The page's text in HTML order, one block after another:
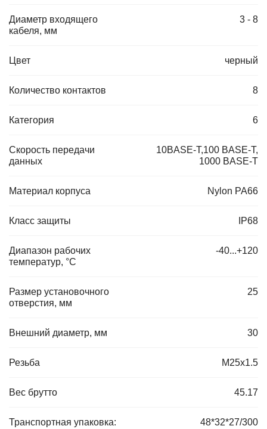
Диаметр входящего
кабеля, мм
3 - 8
Цвет черный
Количество контактов 8
Категория 6
Скорость передачи
данных
10BASE-T,100 BASE-T,
1000 BASE-T
Материал корпуса Nylon PA66
Класс защиты IP68
Диапазон рабочих
температур, °C
-40...+120
Размер установочного
отверстия, мм
25
Внешний диаметр, мм 30
Резьба M25x1.5
Вес брутто 45.17
Транспортная упаковка:
48*32*27/300